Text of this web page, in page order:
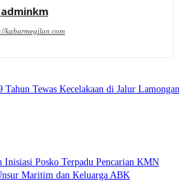
adminkm
kabarmegilan.com
Tewas Kecelakaan di Jalur
Inisiasi Posko Terpadu Pencarian KMN
Maritim dan Keluarga ABK